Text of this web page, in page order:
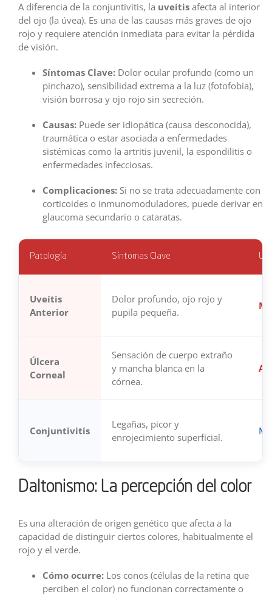
A diferencia de la conjuntivitis, la uveítisafecta al interior
del ojo (la úvea). Es una de las causas más graves de ojo
rojo y requiere atención inmediata para evitar la pérdida
de visión.
Síntomas Clave:Dolor ocular profundo (como un
pinchazo), sensibilidad extrema a la luz (fotofobia),
visión borrosa y ojo rojo sin secreción.
Causas:Puede ser idiopática (causa desconocida),
traumática o estar asociada a enfermedades
sistémicas como la artritis juvenil, la espondilitis o
enfermedades infecciosas.
Complicaciones:Si no se trata adecuadamente con
corticoides o inmunomoduladores, puede derivar en
glaucoma secundario o cataratas.
Patología Síntomas Clave
Uveítis
Anterior
Dolor profundo, ojo rojo y
pupila pequeña.
Úlcera
Corneal
Sensación de cuerpo extraño
y mancha blanca en la
córnea.
Conjuntivitis
Legañas, picor y
enrojecimiento superficial.
Daltonismo: La percepción del color
Es una alteración de origen genético que afecta a la
capacidad de distinguir ciertos colores, habitualmente el
rojo y el verde.
Cómo ocurre:Los conos (células de la retina que
perciben el color) no funcionan correctamente o